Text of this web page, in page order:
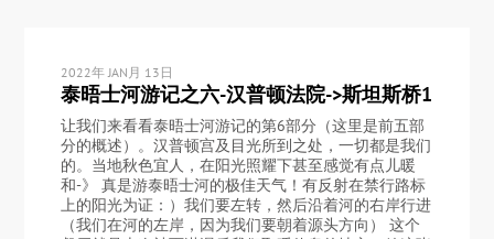
2022年 JAN月 13日
泰晤士河游记之六-汉普顿法院->斯坦斯桥1
让我们来看看泰晤士河游记的第6部分（这里是前五部
分的概述）。汉普顿宫及目光所到之处，一切都是我们
的。当地秋色宜人，在阳光照耀下甚至感觉有点儿暖
和-》 真是游泰晤士河的极佳天气！有反射在禁行路标
上的阳光为证：）我们要左转，然后沿着河的右岸行进
（我们在河的左岸，因为我们要朝着源头方向） 这个